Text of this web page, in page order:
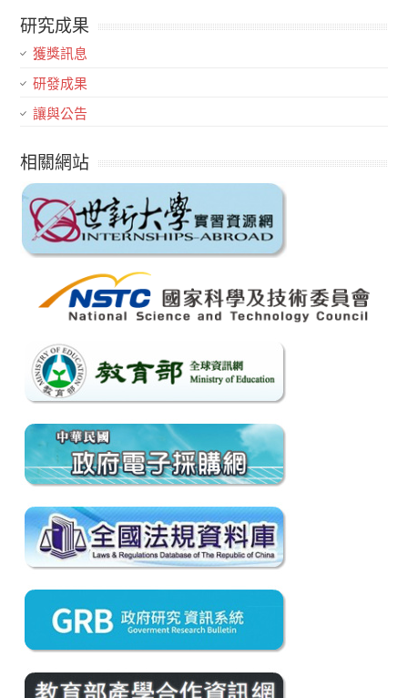
研究成果
獲獎訊息
研發成果
讓與公告
相關網站